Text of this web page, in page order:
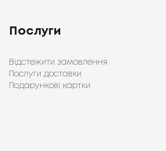
Послуги
Відстежити замовлення
Послуги доставки
Подарункові картки